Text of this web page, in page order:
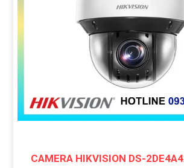
CAMERA HIKVISION DS-